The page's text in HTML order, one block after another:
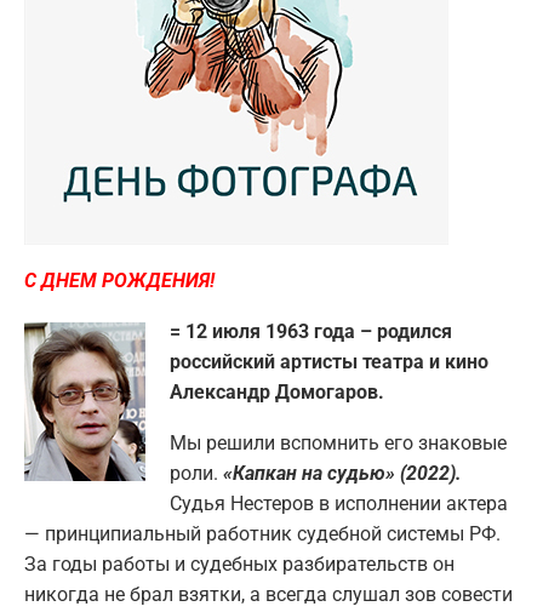
С ДНЕМ РОЖДЕНИЯ!
= 12 июля 1963 года – родился
российский артисты театра и кино
Александр Домогаров.
Мы решили вспомнить его знаковые
роли. «Капкан на судью» (2022).
Судья Нестеров в исполнении актера
— принципиальный работник судебной системы РФ.
За годы работы и судебных разбирательств он
никогда не брал взятки, а всегда слушал зов совести